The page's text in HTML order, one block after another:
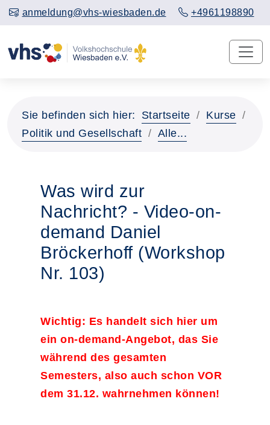
anmeldung@vhs-wiesbaden.de +4961198890
Sie befinden sich hier: Startseite
Kurse
Politik und Gesellschaft
Alle...
Was wird zur
Nachricht? - Video-on-
demand Daniel
Bröckerhoff (Workshop
Nr. 103)
Wichtig: Es handelt sich hier um
ein on-demand-Angebot, das Sie
während des gesamten
Semesters, also auch schon VOR
dem 31.12. wahrnehmen können!